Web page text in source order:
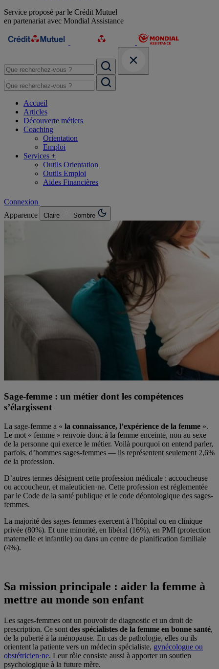
Service proposé par le Crédit Mutuel
en partenariat avec Mondial Assistance
Accueil
Articles
Découverte métiers
Coaching
Orientation
Emploi
Services +
Outils Orientation
Outils Emploi
Aides Financières
Connexion
Apparence
Claire Sombre
Sage-femme : un métier dont les compétences
s’élargissent
La sage-femme a « la connaissance, l’expérience de la femme ».
Le mot « femme » renvoie donc à la femme enceinte, non au sexe
de la personne qui exerce le métier. Voilà pourquoi on entend parler,
parfois, d’hommes sages-femmes — ils représentent seulement 2,6%
de la profession.
D’autres termes désignent cette profession médicale : accoucheuse
ou accoucheur, et maïeuticien·ne. Cette profession est réglementée
par le Code de la santé publique et le code déontologique des sages-
femmes.
La majorité des sages-femmes exercent à l’hôpital ou en clinique
privée (80%). Et une minorité, en libéral (16%), en PMI (protection
maternelle et infantile) ou dans un centre de planification familiale
(4%).
Sa mission principale : aider la femme à
mettre au monde son enfant
Les sages-femmes ont un pouvoir de diagnostic et un droit de
prescription. Ce sont des spécialistes de la femme en bonne santé,
de la puberté à la ménopause. En cas de pathologie, elles ou ils
orientent la patiente vers un médecin spécialiste, gynécologue ou
obstétricien·ne. Leur rôle consiste aussi à apporter un soutien
psychologique à la future mère.